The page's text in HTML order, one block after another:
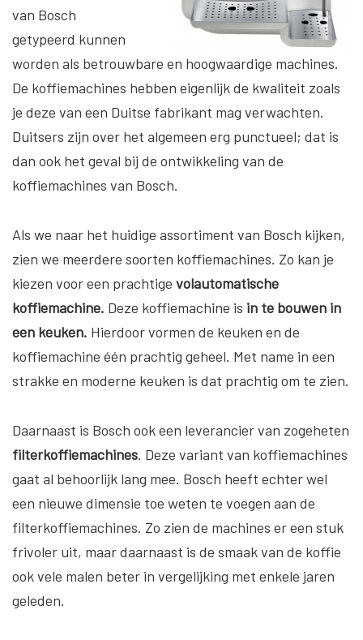
van Bosch
getypeerd kunnen
worden als betrouwbare en hoogwaardige machines.
De koffiemachines hebben eigenlijk de kwaliteit zoals
je deze van een Duitse fabrikant mag verwachten.
Duitsers zijn over het algemeen erg punctueel; dat is
dan ook het geval bij de ontwikkeling van de
koffiemachines van Bosch.
Als we naar het huidige assortiment van Bosch kijken,
zien we meerdere soorten koffiemachines. Zo kan je
kiezen voor een prachtige volautomatische
koffiemachine. Deze koffiemachine is in te bouwen in
een keuken. Hierdoor vormen de keuken en de
koffiemachine één prachtig geheel. Met name in een
strakke en moderne keuken is dat prachtig om te zien.
Daarnaast is Bosch ook een leverancier van zogeheten
filterkoffiemachines. Deze variant van koffiemachines
gaat al behoorlijk lang mee. Bosch heeft echter wel
een nieuwe dimensie toe weten te voegen aan de
filterkoffiemachines. Zo zien de machines er een stuk
frivoler uit, maar daarnaast is de smaak van de koffie
ook vele malen beter in vergelijking met enkele jaren
geleden.